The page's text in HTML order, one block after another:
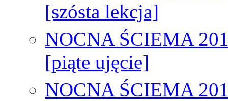
[szósta lekcja]
NOCNA ŚCIEMA
[piąte ujęcie]
NOCNA ŚCIEMA